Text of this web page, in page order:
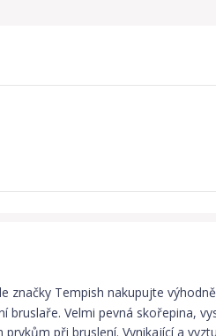
značky Tempish nakupujte
bruslaře. Velmi pevná skořepina,
při bruslení. Vynikající a